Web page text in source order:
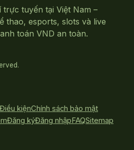
trực tuyến tại Việt Nam –
thao, esports, slots và live
toán VND an toàn.
kiệnChính sách bảo mật
Đăng kýĐăng nhậpFAQSitemap